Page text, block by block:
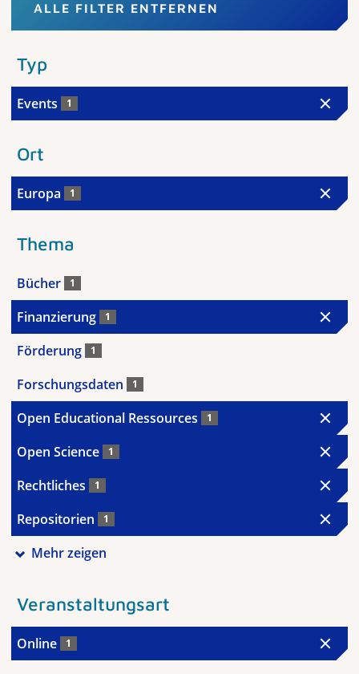
ALLE FILTER ENTFERNEN
Typ
Events 1
Ort
Europa 1
Thema
Bücher 1
Finanzierung 1
Förderung 1
Forschungsdaten 1
Open Educational Ressources 1
Open Science 1
Rechtliches 1
Repositorien 1
Mehr zeigen
Veranstaltungsart
Online 1